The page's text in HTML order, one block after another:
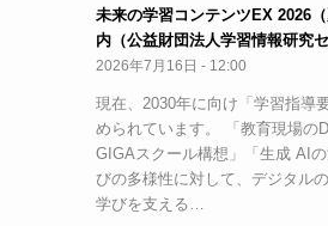
未来の学習コンテンツEX 2026
内（公益財団法人学習情報研究セ
2026年7月16日 - 12:00
現在、2030年に向け「学習指導
められています。 「教育現場の
GIGAスクール構想」「生成 AI
びの多様性に対して、デジタル
学びを支える…